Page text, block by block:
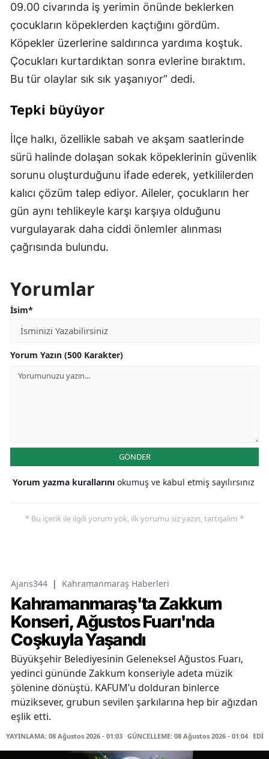
09.00 civarında iş yerimin önünde beklerken
çocukların köpeklerden kaçtığını gördüm.
Köpekler üzerlerine saldırınca yardıma koştuk.
Çocukları kurtardıktan sonra evlerine bıraktım.
Bu tür olaylar sık sık yaşanıyor” dedi.
Tepki büyüyor
İlçe halkı, özellikle sabah ve akşam saatlerinde
sürü halinde dolaşan sokak köpeklerinin güvenlik
sorunu oluşturduğunu ifade ederek, yetkililerden
kalıcı çözüm talep ediyor. Aileler, çocukların her
gün aynı tehlikeyle karşı karşıya olduğunu
vurgulayarak daha ciddi önlemler alınması
çağrısında bulundu.
Yorumlar
İsim*
Yorum Yazın (500 Karakter)
GÖNDER
Yorum yazma kurallarını okumuş ve kabul etmiş sayılırsınız
* Bu içerik ile ilgili yorum yok, ilk yorumu siz yazın, tartışalım *
Ajans344 | Kahramanmaraş Haberleri
Kahramanmaraş'ta Zakkum
Konseri, Ağustos Fuarı'nda
Coşkuyla Yaşandı
Büyükşehir Belediyesinin Geleneksel Ağustos Fuarı,
yedinci gününde Zakkum konseriyle adeta müzik
şölenine dönüştü. KAFUM’u dolduran binlerce
müziksever, grubun sevilen şarkılarına hep bir ağızdan
eşlik etti.
YAYINLAMA: 08 Ağustos 2026 - 01:03 GÜNCELLEME: 08 Ağustos 2026 - 01:04